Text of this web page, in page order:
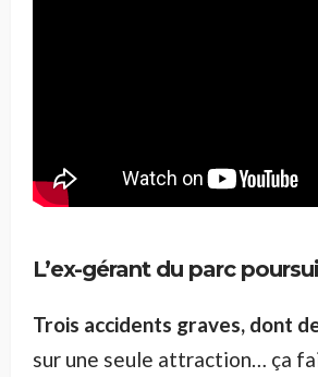
L’ex-gérant du parc
Trois accidents graves, dont
sur une seule attraction… ça